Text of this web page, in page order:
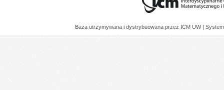
Baza utrzymywana i dystrybuowana przez ICM UW |